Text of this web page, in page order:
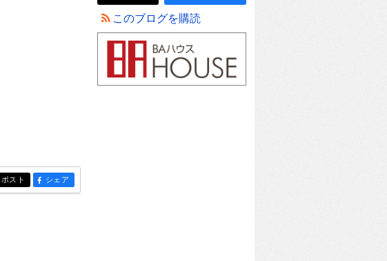
entry304
ポスト entry304
シェア
このブログを購読